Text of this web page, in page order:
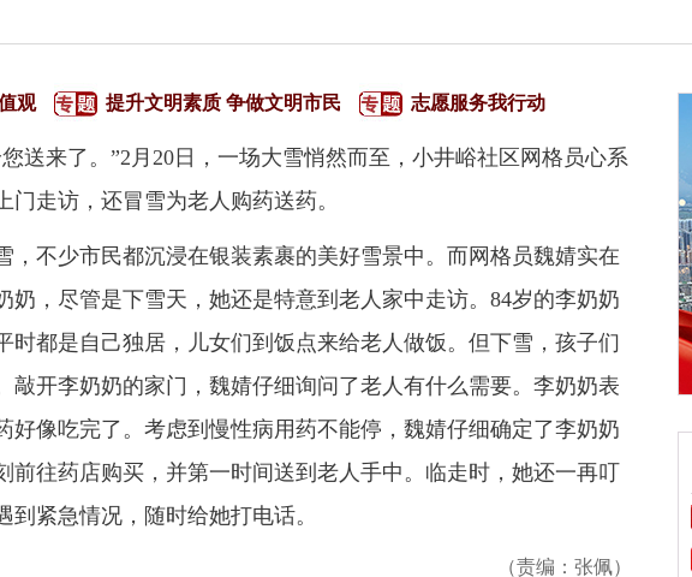
观 提升文明素质 争做文明市民 志愿服务我行动
来了。”2月20日，一场大雪悄然而至，小井峪社区网格员心系
走访，还冒雪为老人购药送药。
不少市民都沉浸在银装素裹的美好雪景中。而网格员魏婧实在
奶，尽管是下雪天，她还是特意到老人家中走访。84岁的李奶奶
时都是自己独居，儿女们到饭点来给老人做饭。但下雪，孩子们
敲开李奶奶的家门，魏婧仔细询问了老人有什么需要。李奶奶表
好像吃完了。考虑到慢性病用药不能停，魏婧仔细确定了李奶奶
前往药店购买，并第一时间送到老人手中。临走时，她还一再叮
紧急情况，随时给她打电话。
（责编：张佩）